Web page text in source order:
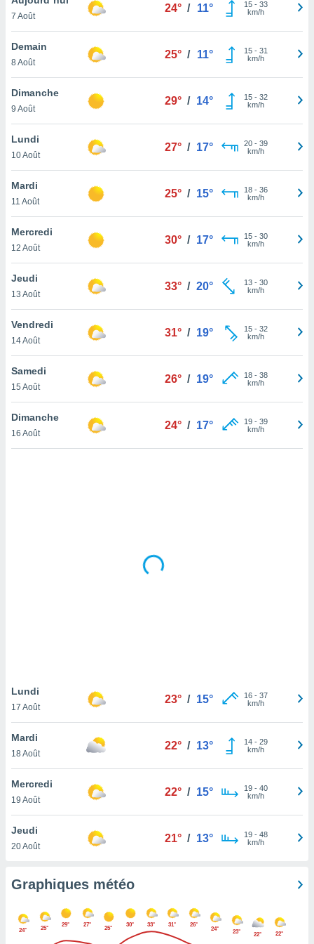
et
»,
au
vous
qu'ils
ou
le
ainsi
un
la
du
en
de
pas
de
à
cas,
que
sur le
ne
7 Août
24° / 11° 15- 33
km/h
Demain
8 Août
25° / 11° 15- 31
km/h
Dimanche
9 Août
29° / 14° 15- 32
km/h
Lundi
10 Août
27° / 17° 20- 39
km/h
Mardi
11 Août
25° / 15° 18- 36
km/h
Mercredi
12 Août
30° / 17° 15- 30
km/h
Jeudi
13 Août
33° / 20° 13- 30
km/h
Vendredi
14 Août
31° / 19° 15- 32
km/h
Samedi
15 Août
26° / 19° 18- 38
km/h
Dimanche
16 Août
24° / 17° 19- 39
km/h
Lundi
17 Août
23° / 15° 16- 37
km/h
Mardi
18 Août
22° / 13° 14- 29
km/h
Mercredi
19 Août
22° / 15° 19- 40
km/h
Jeudi
20 Août
21° / 13° 19- 48
km/h
Graphiques météo
24° 25°
29° 27°
25°
30° 33° 31° 26°
24° 23° 22° 22°